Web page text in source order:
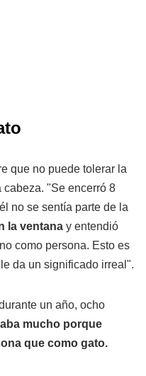
que no puede tolerar la
cabeza. "Se encerró 8
no se sentía parte de la
la ventana y entendió
como persona. Esto es
da un significado irreal".
un año, ocho
mucho porque
que como gato.